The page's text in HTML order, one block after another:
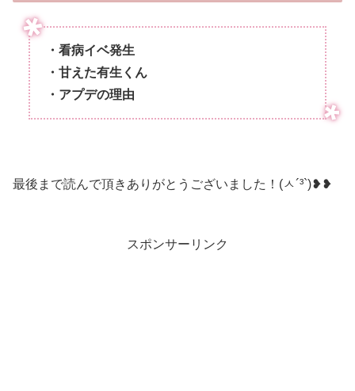
・看病イベ発生
・甘えた有生くん
・アプデの理由
最後まで読んで頂きありがとうございました！(ㅅ´³`)❥❥
スポンサーリンク